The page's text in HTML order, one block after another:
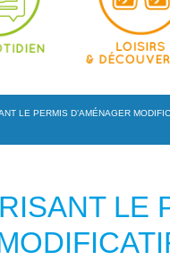
LE PERMIS D’AMÉNAGER
LE